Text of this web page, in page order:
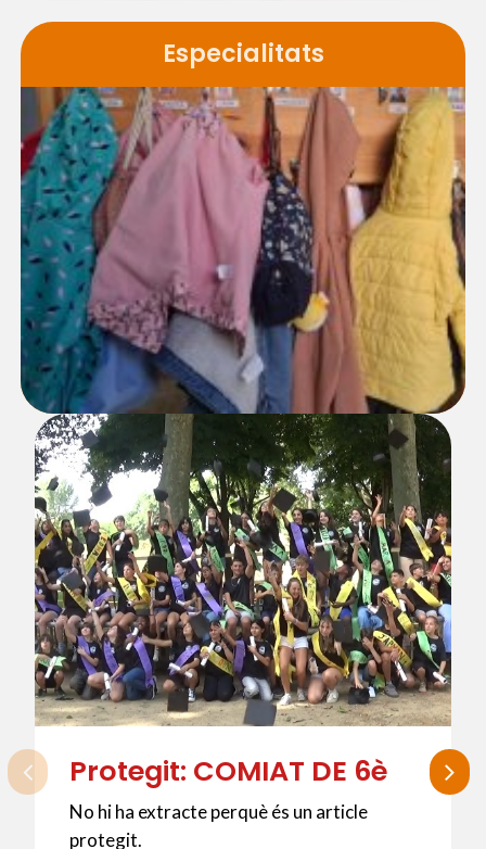
Especialitats
Protegit: COMIAT DE 6è
No hi ha extracte perquè és un article
protegit.